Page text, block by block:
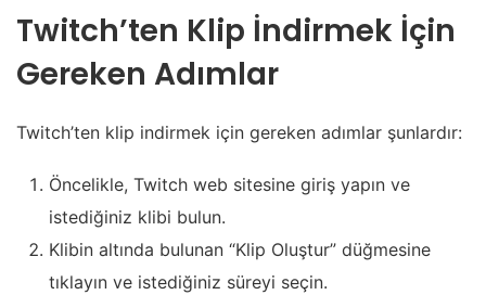
Twitch’ten Klip İndirmek İçin
Gereken Adımlar
Twitch’ten klip indirmek için gereken adımlar şunlardır:
Öncelikle, Twitch web sitesine giriş yapın ve
istediğiniz klibi bulun.
Klibin altında bulunan “Klip Oluştur” düğmesine
tıklayın ve istediğiniz süreyi seçin.